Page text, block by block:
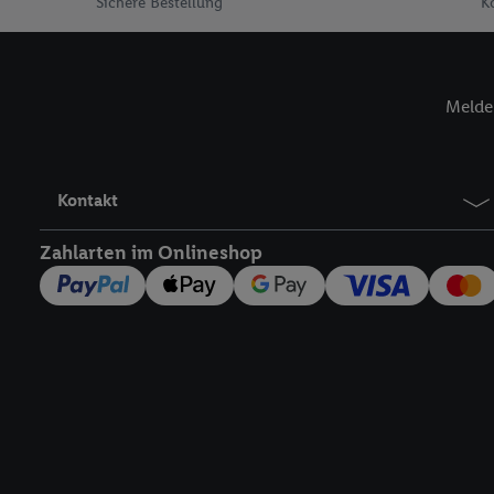
Kontakt
Zahlarten im Onlineshop
verwenden, um Sie
werden, damit wir
Nutzung der Utiq-
Telekommunikations-
Durch einen Klick auf
„Zustimmen“ stimmen
jederzeit mit Wirkung
finden Sie hier.Unter
nachfolgend
Gewährleistung der
Anzeige von
Messung des Erfolgs